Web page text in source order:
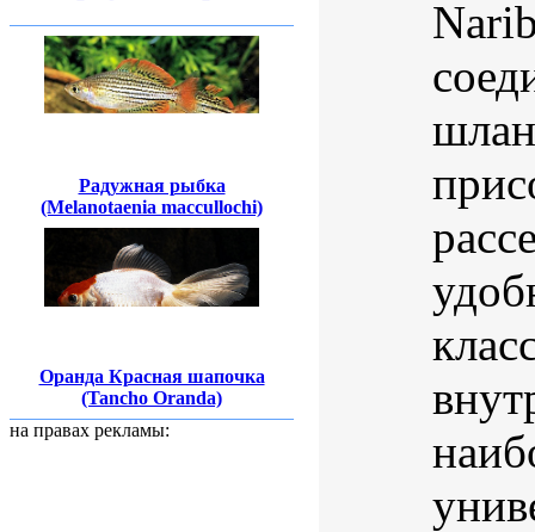
Радужная рыбка
(Melanotaenia maccullochi)
Оранда Красная шапочка
(Tancho Oranda)
на правах рекламы: